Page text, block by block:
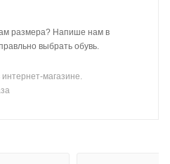
размера? Напише нам в
выбрать обувь.
магазине.